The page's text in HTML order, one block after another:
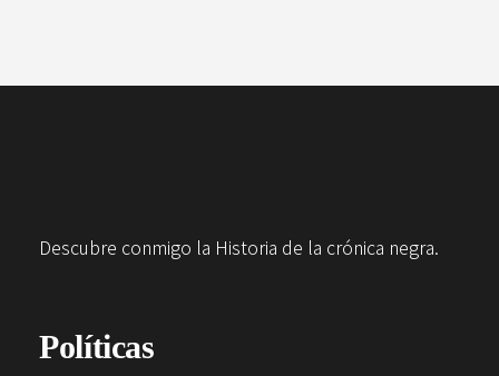
Descubre conmigo la Historia de la crónica negra.
Políticas